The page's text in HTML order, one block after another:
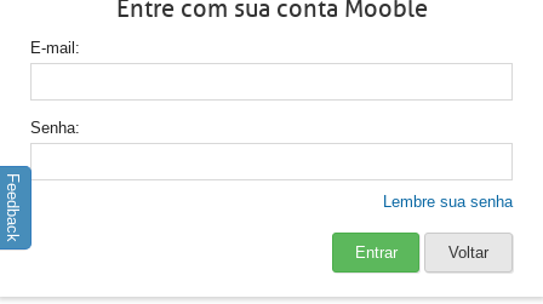
Entre com sua conta Mooble
E-mail
Senha
Lembre sua senha
Entrar Voltar
Feedback